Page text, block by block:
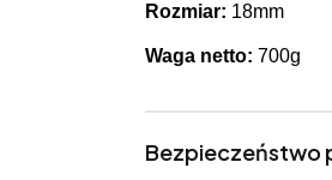
Rozmiar: 18mm
Waga netto: 700g
Bezpieczeństwo